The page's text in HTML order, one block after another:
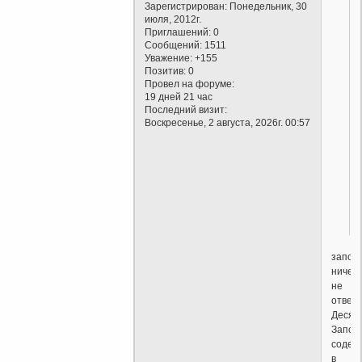
Зарегистрирован: Понедельник, 30
июля, 2012г.
Приглашений: 0
Сообщений: 1511
Уважение: +155
Позитив: 0
Провел на форуме:
19 дней 21 час
Последний визит:
Воскресенье, 2 августа, 2026г. 00:57
ничего
не
в